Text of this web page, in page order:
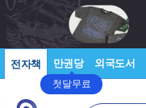
전자책 만권당
첫달무료
외국도서